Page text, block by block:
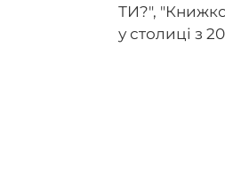
ТИ?",
у столиці з